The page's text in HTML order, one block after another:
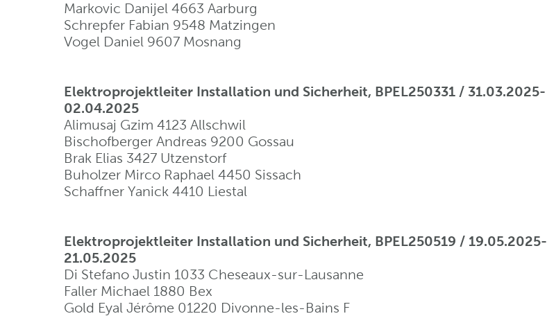
Markovic Danijel 4663 Aarburg
Schrepfer Fabian 9548 Matzingen
Vogel Daniel 9607 Mosnang
Elektroprojektleiter Installation und Sicherheit, BPEL250331 / 31.03.2025-
02.04.2025
Alimusaj Gzim 4123 Allschwil
Bischofberger Andreas 9200 Gossau
Brak Elias 3427 Utzenstorf
Buholzer Mirco Raphael 4450 Sissach
Schaffner Yanick 4410 Liestal
Elektroprojektleiter Installation und Sicherheit, BPEL250519 / 19.05.2025-
21.05.2025
Di Stefano Justin 1033 Cheseaux-sur-Lausanne
Faller Michael 1880 Bex
Gold Eyal Jérôme 01220 Divonne-les-Bains F